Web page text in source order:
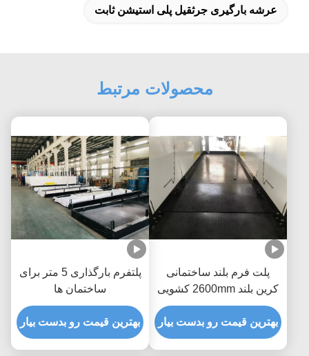
عرشه بارگیری جرثقیل پلی استیشن ثابت
محصولات مرتبط
پلت فرم بلند ساختمانی
کرین بلند 2600mm کشویی
عرض MLP2600
بهترین قیمت رو بدست بیار
پلتفرم بارگذاری 5 متر برای
ساختمان ها
بهترین قیمت رو بدست بیار